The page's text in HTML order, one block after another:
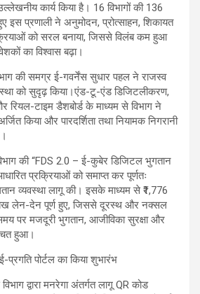
कार्य किया है। 16 विभागों की 136
प्रणाली ने अनुमोदन, प्रोत्साहन, शिकायत
को सरल बनाया, जिससे विलंब कम हुआ
का विश्वास बढ़ा।
की समग्र ई-गवर्नेंस सुधार पहल ने राजस्व
को सुदृढ़ किया।एंड-टू-एंड डिजिटलीकरण,
टाइम डैशबोर्ड के माध्यम से विभाग ने
किया और पारदर्शिता तथा नियामक निगरानी
की “FDS 2.0 – ई-कुबेर डिजिटल भुगतान
प्रक्रियाओं को समाप्त कर पूर्णतः
व्यवस्था लागू की। इसके माध्यम से ₹1,776
लेन-देन पूर्ण हुए, जिससे दूरस्थ और नक्सल
पर मजदूरी भुगतान, आजीविका सुरक्षा और
हुआ।
द्वारा मनरेगा अंतर्गत लागू QR कोड